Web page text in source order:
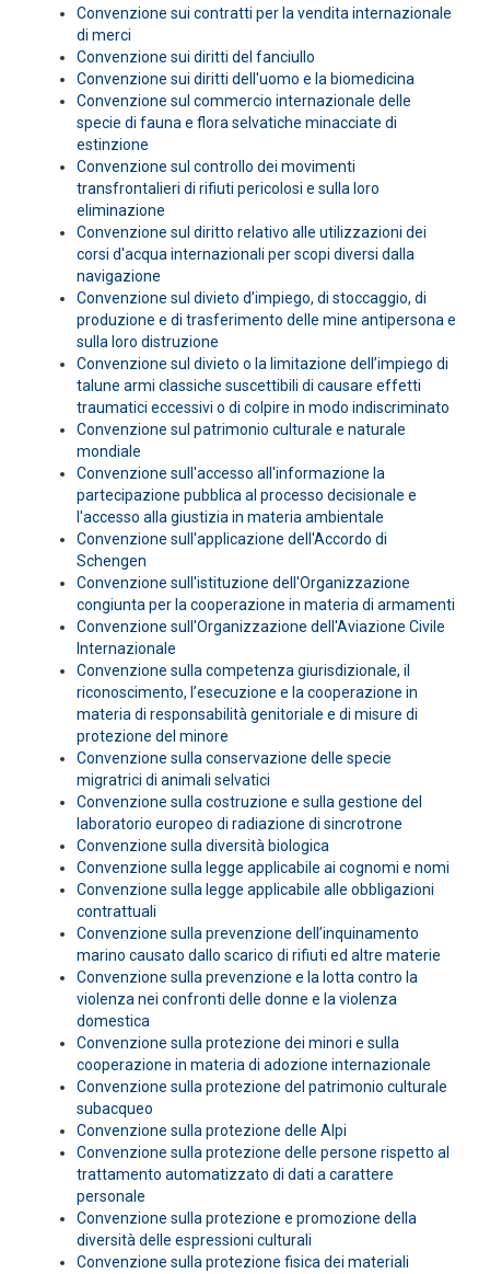
Convenzione sui contratti per la vendita internazionale
di merci
Convenzione sui diritti del fanciullo
Convenzione sui diritti dell'uomo e la biomedicina
Convenzione sul commercio internazionale delle
specie di fauna e flora selvatiche minacciate di
estinzione
Convenzione sul controllo dei movimenti
transfrontalieri di rifiuti pericolosi e sulla loro
eliminazione
Convenzione sul diritto relativo alle utilizzazioni dei
corsi d'acqua internazionali per scopi diversi dalla
navigazione
Convenzione sul divieto d’impiego, di stoccaggio, di
produzione e di trasferimento delle mine antipersona e
sulla loro distruzione
Convenzione sul divieto o la limitazione dell’impiego di
talune armi classiche suscettibili di causare effetti
traumatici eccessivi o di colpire in modo indiscriminato
Convenzione sul patrimonio culturale e naturale
mondiale
Convenzione sull'accesso all'informazione la
partecipazione pubblica al processo decisionale e
l'accesso alla giustizia in materia ambientale
Convenzione sull'applicazione dell'Accordo di
Schengen
Convenzione sull'istituzione dell'Organizzazione
congiunta per la cooperazione in materia di armamenti
Convenzione sull'Organizzazione dell'Aviazione Civile
Internazionale
Convenzione sulla competenza giurisdizionale, il
riconoscimento, l’esecuzione e la cooperazione in
materia di responsabilità genitoriale e di misure di
protezione del minore
Convenzione sulla conservazione delle specie
migratrici di animali selvatici
Convenzione sulla costruzione e sulla gestione del
laboratorio europeo di radiazione di sincrotrone
Convenzione sulla diversità biologica
Convenzione sulla legge applicabile ai cognomi e nomi
Convenzione sulla legge applicabile alle obbligazioni
contrattuali
Convenzione sulla prevenzione dell’inquinamento
marino causato dallo scarico di rifiuti ed altre materie
Convenzione sulla prevenzione e la lotta contro la
violenza nei confronti delle donne e la violenza
domestica
Convenzione sulla protezione dei minori e sulla
cooperazione in materia di adozione internazionale
Convenzione sulla protezione del patrimonio culturale
subacqueo
Convenzione sulla protezione delle Alpi
Convenzione sulla protezione delle persone rispetto al
trattamento automatizzato di dati a carattere
personale
Convenzione sulla protezione e promozione della
diversità delle espressioni culturali
Convenzione sulla protezione fisica dei materiali